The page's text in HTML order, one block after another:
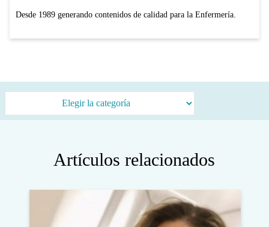
Desde 1989 generando contenidos de calidad para la Enfermería.
Artículos relacionados